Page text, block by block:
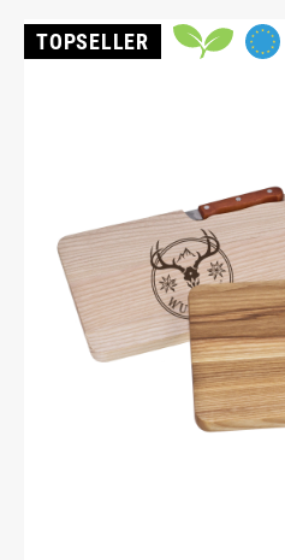
TOPSELLER